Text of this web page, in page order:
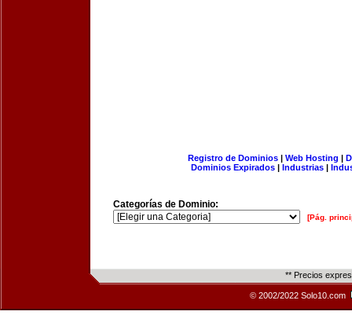
Registro de Dominios| Web Hosting |
Dominios Expirados | Industrias |
Categorías de Dominio:
[Pág.
** Precios
© 2002/2022 Solo10.com